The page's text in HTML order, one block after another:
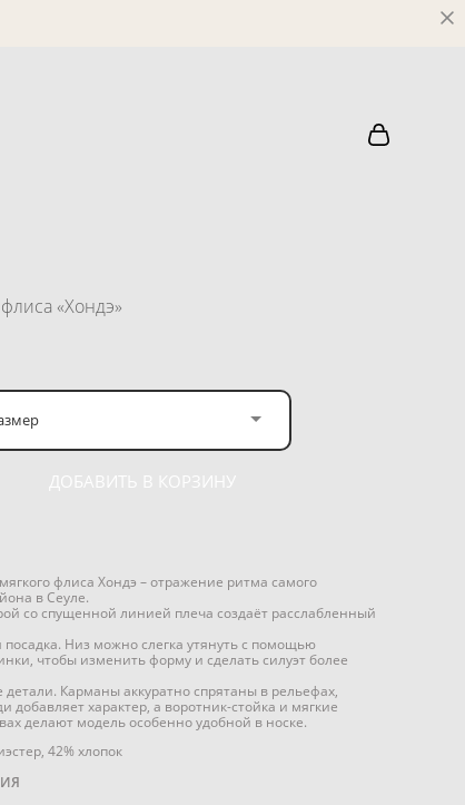
«Хондэ»
ДОБАВИТЬ В КОРЗИНУ
флиса Хондэ – отражение ритма самого
в Сеуле.
со спущенной линией плеча создаёт расслабленный
посадка. Низ можно слегка утянуть с помощью
чтобы изменить форму и сделать силуэт более
Карманы аккуратно спрятаны в рельефах,
добавляет характер, а воротник-стойка и мягкие
делают модель особенно удобной в носке.
42% хлопок